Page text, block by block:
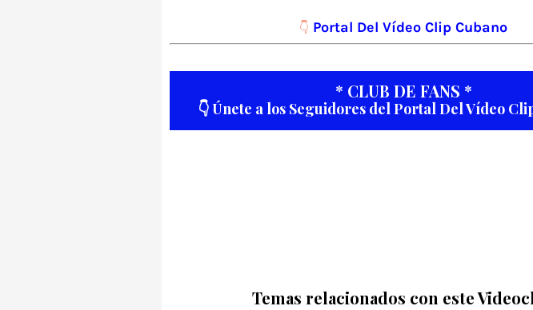
👇 Portal Del Vídeo Clip Cubano
* CLUB DE FANS *
👇 Únete a los Seguidores del Portal Del Vídeo
Temas relacionados con este